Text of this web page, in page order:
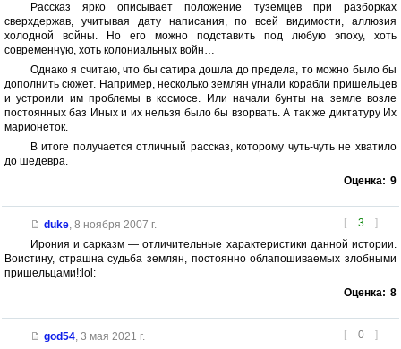
Рассказ ярко описывает положение туземцев при разборках
сверхдержав, учитывая дату написания, по всей видимости, аллюзия
холодной войны. Но его можно подставить под любую эпоху, хоть
современную, хоть колониальных войн…
Однако я считаю, что бы сатира дошла до предела, то можно было бы
дополнить сюжет. Например, несколько землян угнали корабли пришельцев
и устроили им проблемы в космосе. Или начали бунты на земле возле
постоянных баз Иных и их нельзя было бы взорвать. А так же диктатуру Их
марионеток.
В итоге получается отличный рассказ, которому чуть-чуть не хватило
до шедевра.
Оценка: 9
[ 3 ]
duke, 8 ноября 2007 г.
Ирония и сарказм — отличительные характеристики данной истории.
Воистину, страшна судьба землян, постоянно облапошиваемых злобными
пришельцами!:lol:
Оценка: 8
[ 0 ]
god54, 3 мая 2021 г.